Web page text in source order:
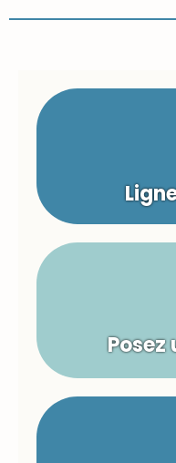
Posez